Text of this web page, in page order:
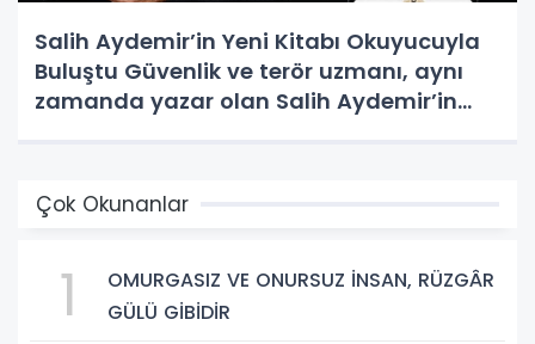
Salih Aydemir’in Yeni Kitabı Okuyucuyla
Buluştu Güvenlik ve terör uzmanı, aynı
zamanda yazar olan Salih Aydemir’in
yayımlandı.
Çok Okunanlar
1
OMURGASIZ VE ONURSUZ İNSAN, RÜZGÂR
GÜLÜ GİBİDİR